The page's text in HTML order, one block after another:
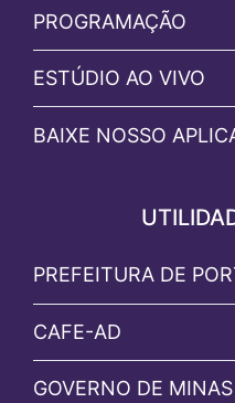
PROGRAMAÇÃO
ESTÚDIO AO VIVO
BAIXE NOSSO
PREFEITURA DE
CAFE-AD
GOVERNO DE MINAS